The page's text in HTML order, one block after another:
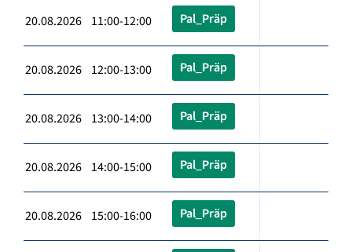
20.08.2026 11:00-12:00 Pal_Präp
20.08.2026 12:00-13:00 Pal_Präp
20.08.2026 13:00-14:00 Pal_Präp
20.08.2026 14:00-15:00 Pal_Präp
20.08.2026 15:00-16:00 Pal_Präp